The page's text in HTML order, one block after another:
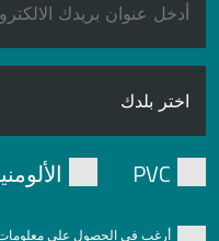
PVC
أرغب في الحصول على